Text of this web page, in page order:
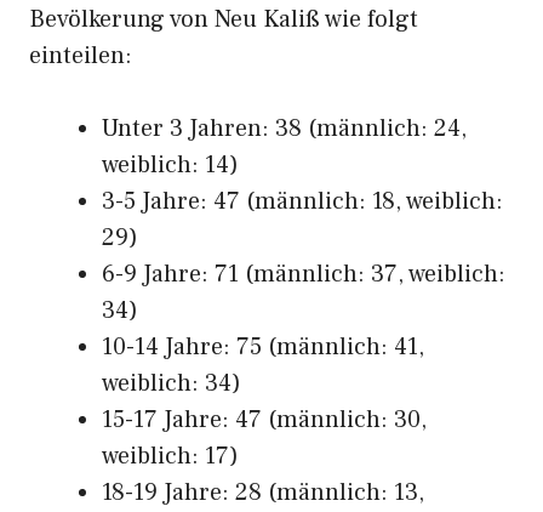
Bevölkerung von Neu Kaliß wie folgt
einteilen:
Unter 3 Jahren: 38 (männlich: 24,
weiblich: 14)
3-5 Jahre: 47 (männlich: 18, weiblich:
29)
6-9 Jahre: 71 (männlich: 37, weiblich:
34)
10-14 Jahre: 75 (männlich: 41,
weiblich: 34)
15-17 Jahre: 47 (männlich: 30,
weiblich: 17)
18-19 Jahre: 28 (männlich: 13,